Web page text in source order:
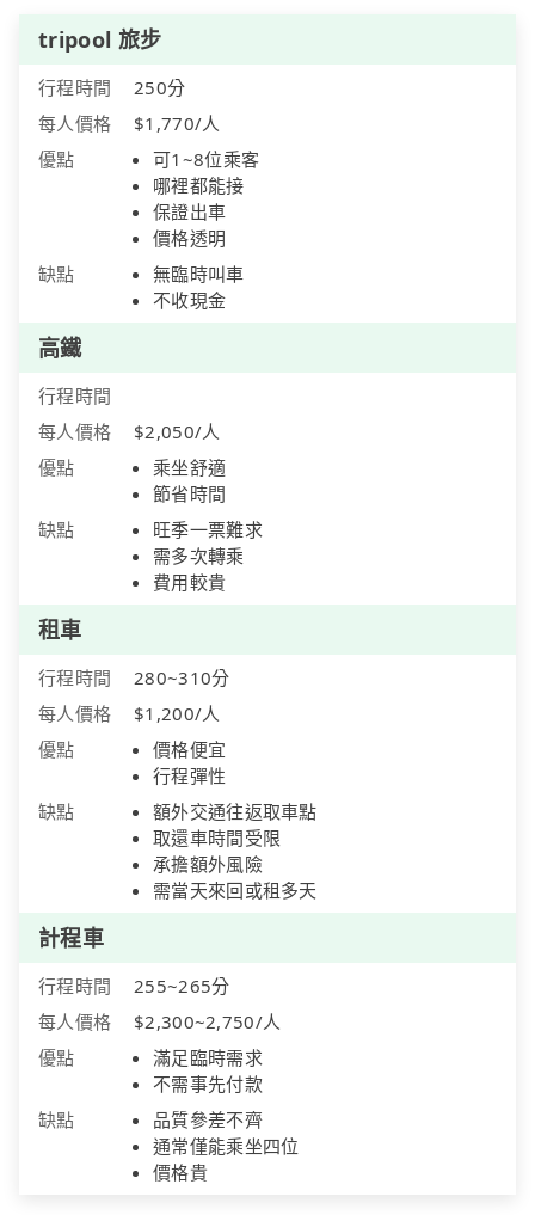
tripool 旅步
行程時間
250分
每人價格
$1,770/人
優點
可1~8位乘客
哪裡都能接
保證出車
價格透明
缺點
無臨時叫車
不收現金
高鐵
行程時間
每人價格
$2,050/人
優點
乘坐舒適
節省時間
缺點
旺季一票難求
需多次轉乘
費用較貴
租車
行程時間
280~310分
每人價格
$1,200/人
優點
價格便宜
行程彈性
缺點
額外交通往返取車點
取還車時間受限
承擔額外風險
需當天來回或租多天
計程車
行程時間
255~265分
每人價格
$2,300~2,750/人
優點
滿足臨時需求
不需事先付款
缺點
品質參差不齊
通常僅能乘坐四位
價格貴